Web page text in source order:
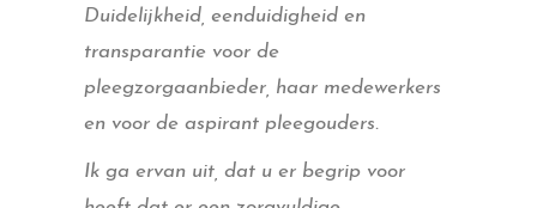
Duidelijkheid, eenduidigheid en
transparantie voor de
pleegzorgaanbieder, haar medewerkers
en voor de aspirant pleegouders.
Ik ga ervan uit, dat u er begrip voor